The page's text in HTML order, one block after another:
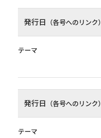
発行日 （各号へのリンク）
テーマ
発行日 （各号へのリンク）
テーマ